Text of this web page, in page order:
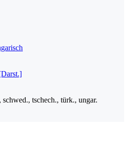
tschech., türk., ungar.